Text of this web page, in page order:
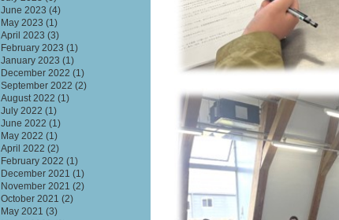
June 2023 (4)
May 2023 (1)
April 2023 (3)
February 2023 (1)
January 2023 (1)
December 2022 (1)
September 2022 (2)
August 2022 (1)
July 2022 (1)
June 2022 (1)
May 2022 (1)
April 2022 (2)
February 2022 (1)
December 2021 (1)
November 2021 (2)
October 2021 (2)
May 2021 (3)